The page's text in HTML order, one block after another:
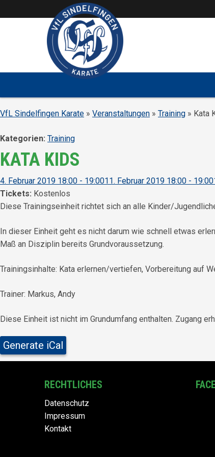
Überspringe den Content
VfL Sindelfingen Karate » Veranstaltungen » Training » Kata
Kategorien: Training
KATA KIDS
4. Februar 2019 18:00 - 19:0011. Februar 2019 18:00 - 19:00
Tickets: Kostenlos
Diese Trainingseinheit richtet sich an alle Kinder/
In dieser Einheit geht es nicht darum wie schnell etwas
Maß an Disziplin bereits Grundvoraussetzung.
Trainingsinhalte: Kata erlernen/vertiefen, Vorbereitung auf
Trainer: Markus, Andy
Diese Einheit ist nicht im Grundumfang enthalten. Zugang
Generate iCal
RECHTLICHES
Datenschutz
Impressum
Kontakt